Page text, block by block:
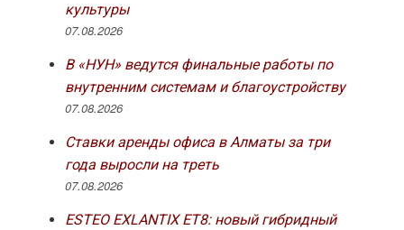
культуры
07.08.2026
В «НУН» ведутся финальные работы по
внутренним системам и благоустройству
07.08.2026
Ставки аренды офиса в Алматы за три
года выросли на треть
07.08.2026
ESTEO EXLANTIX ET8: новый гибридный